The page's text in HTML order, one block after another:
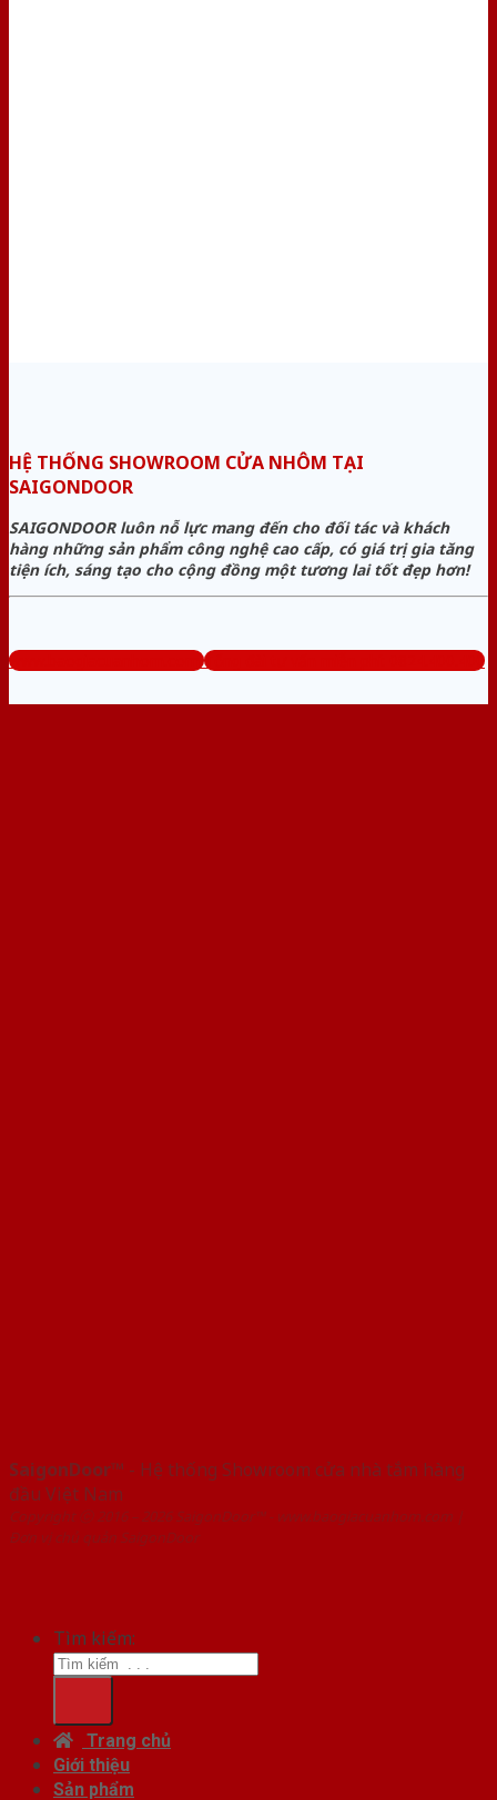
HỆ THỐNG SHOWROOM CỬA NHÔM TẠI
SAIGONDOOR
SAIGONDOOR luôn nỗ lực mang đến cho đối tác và khách
hàng những sản phẩm công nghệ cao cấp, có giá trị gia tăng
tiện ích, sáng tạo cho cộng đồng một tương lai tốt đẹp hơn!
www.baogiacuanhom.com Tổng đài tư vấn miễn phí: 0824.400.400
SaigonDoor™ - Hệ thống Showroom cửa nhà tắm hàng
đầu Việt Nam
Copyright ⓒ 2016 – 2026 SaigonDoor™ - www.baogiacuanhom.com |
Đơn vị chủ quản SaigonDoor
Tìm kiếm:
Trang chủ
Giới thiệu
Sản phẩm